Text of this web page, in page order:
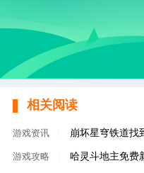
相关阅读
游戏资讯 崩坏星穹铁道找
游戏攻略